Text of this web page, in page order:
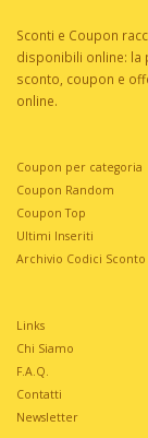
Sconti e Coupon
disponibili online: la
sconto, coupon e
online.
Coupon per categoria
Coupon Random
Coupon Top
Ultimi Inseriti
Archivio Codici Sconto
Links
Chi Siamo
F.A.Q.
Contatti
Newsletter